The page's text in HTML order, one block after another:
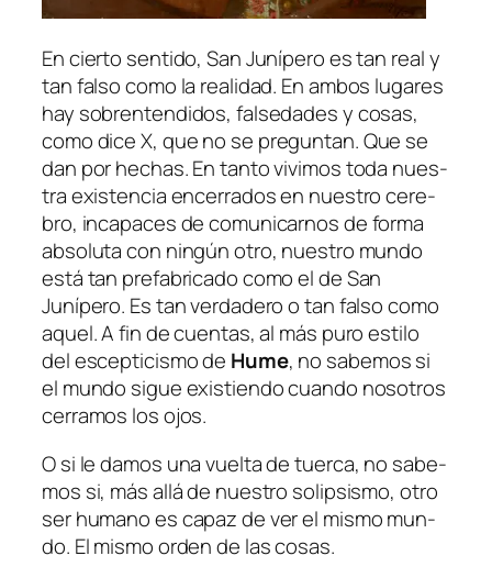
En cier­to sen­ti­do, San Junípero es tan real y
tan fal­so co­mo la reali­dad. En am­bos lu­ga­res
hay so­bren­ten­di­dos, fal­se­da­des y co­sas,
co­mo di­ce X, queno se pre­gun­tan. Que se
dan por he­chas. En tan­to vi­vi­mos to­da nues­
tra exis­ten­cia en­ce­rra­dos en nues­tro ce­re­
bro, in­ca­pa­ces de co­mu­ni­car­nos de for­ma
ab­so­lu­ta con nin­gún otro, nues­tro mun­do
es­tá tan pre­fa­bri­ca­do co­mo el de San
Junípero. Es tan ver­da­de­ro o tan fal­so co­mo
aquel. A fin de cuen­tas, al más pu­ro es­ti­lo
del es­cep­ti­cis­mo de Hume, no sa­be­mos si
el mun­do si­gue exis­tien­do cuan­do no­so­tros
ce­rra­mos los ojos.
O si le da­mos una vuel­ta de tuer­ca, no sa­be­
mos si, más allá de nues­tro so­lip­sis­mo, otro
ser hu­mano es ca­paz de verel mis­mo mun­
do. El mis­mo or­den de las cosas.